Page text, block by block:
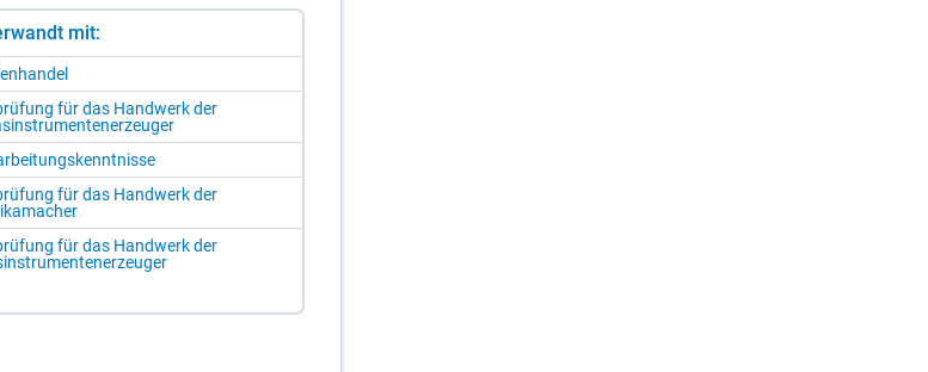
mit:
für das Handwerk der
für das Handwerk der
für das Handwerk der